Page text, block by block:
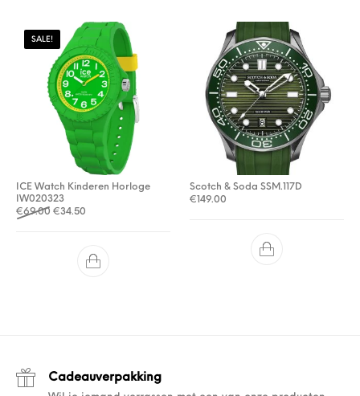
SALE!
ICE Watch Kinderen Horloge
IW020323
€69.00 Oorspronkelijke prijs was: €69.00.
€34.50
Scotch & Soda SSM.117D
€ 149.00
Cadeauverpakking